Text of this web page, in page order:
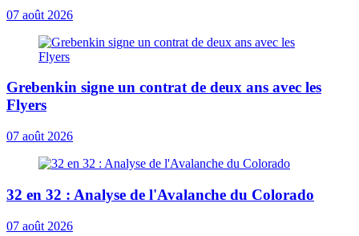
07 août 2026
Grebenkin signe un contrat de deux ans avec les
Flyers
07 août 2026
32 en 32 : Analyse de l'Avalanche du Colorado
07 août 2026